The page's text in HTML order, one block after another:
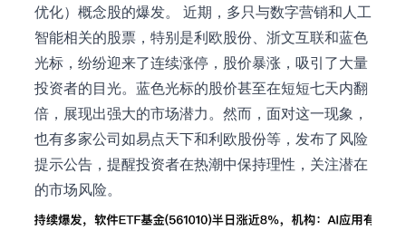
优化）概念股的爆发。 近期，多只与数字营销和人工
智能相关的股票，特别是利欧股份、浙文互联和蓝色
光标，纷纷迎来了连续涨停，股价暴涨，吸引了大量
投资者的目光。蓝色光标的股价甚至在短短七天内翻
倍，展现出强大的市场潜力。然而，面对这一现象，
也有多家公司如易点天下和利欧股份等，发布了风险
提示公告，提醒投资者在热潮中保持理性，关注潜在
的市场风险。